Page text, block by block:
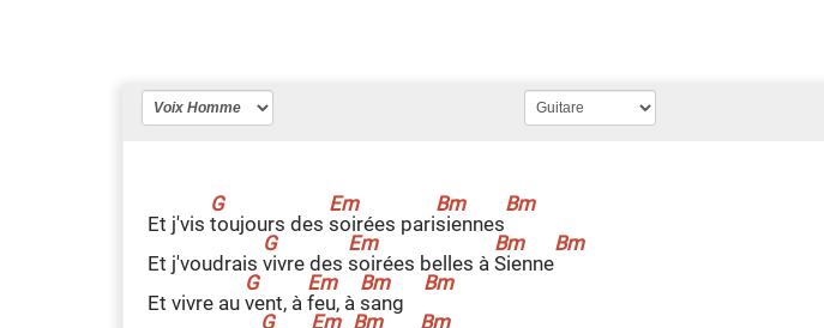
Et j'vis toujours des soirées parisiennes
Et j'voudrais vivre des soirées belles à Sienne
Et vivre au vent, à feu, à sang